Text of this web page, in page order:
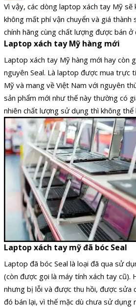
Vì vậy, các dòng laptop xách tay Mỹ sẽ
không mất phí vận chuyển và giá thành
chính hãng cùng chất lượng được bán ở
Laptop xách tay Mỹ hàng mới
Laptop xách tay Mỹ hàng mới hay còn
nguyên Seal. Là laptop được mua trực
Mỹ và mang về Việt Nam với nguyên
sản phẩm mới như thế này thường có
nhiên chất lượng sử dụng thì không thể
Laptop xách tay mỹ đã bóc Seal
Laptop đã bóc Seal là loại đã qua sử
(còn được gọi là máy tính xách tay cũ).
nhưng bị lỗi và được thu hồi, được sửa
đó bán lại, vì thế mặc dù chưa sử dụng